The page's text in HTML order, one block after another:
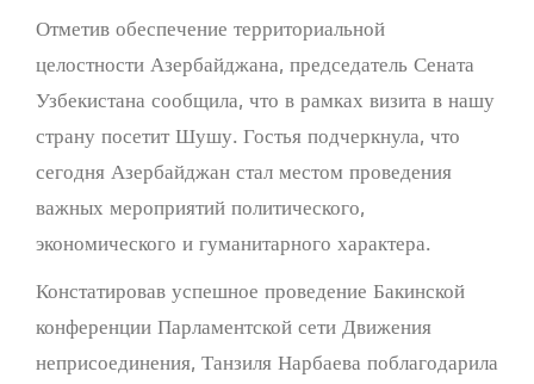
Отметив обеспечение территориальной
целостности Азербайджана, председатель Сената
Узбекистана сообщила, что в рамках визита в нашу
страну посетит Шушу. Гостья подчеркнула, что
сегодня Азербайджан стал местом проведения
важных мероприятий политического,
экономического и гуманитарного характера.
Констатировав успешное проведение Бакинской
конференции Парламентской сети Движения
неприсоединения, Танзиля Нарбаева поблагодарила